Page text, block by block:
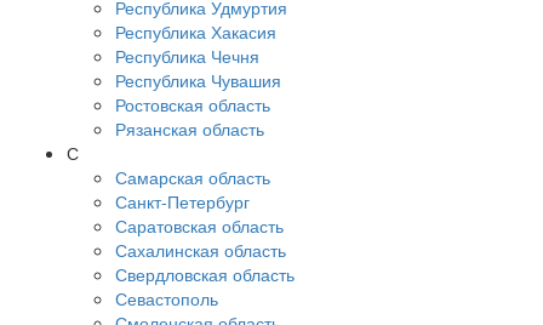
Республика Удмуртия
Республика Хакасия
Республика Чечня
Республика Чувашия
Ростовская область
Рязанская область
С
Самарская область
Санкт-Петербург
Саратовская область
Сахалинская область
Свердловская область
Севастополь